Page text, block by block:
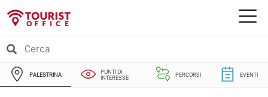
PALESTRINA
PUNTI DI
INTERESSE
PERCORSI EVENTI